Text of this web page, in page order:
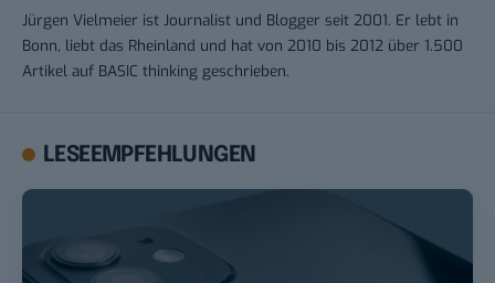
Jürgen Vielmeier ist Journalist und Blogger seit 2001. Er lebt in
Bonn, liebt das Rheinland und hat von 2010 bis 2012 über 1.500
Artikel auf BASIC thinking geschrieben.
LESEEMPFEHLUNGEN